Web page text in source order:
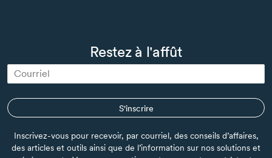
Restez à l'affût
S'inscrire
Inscrivez-vous pour recevoir, par courriel, des conseils d’affaires,
des articles et outils ainsi que de l’information sur nos solutions et